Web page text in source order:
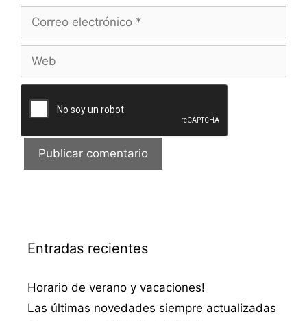
Correo
Web
Entradas recientes
Horario de verano y vacaciones!
Las últimas novedades siempre actualizadas